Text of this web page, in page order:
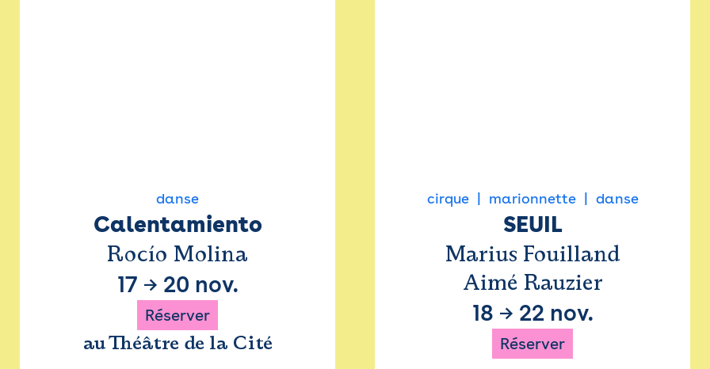
danse
Calentamiento
Rocío Molina
17 → 20 nov.
Réserver
au Théâtre de la Cité
cirque marionnette danse
SEUIL
Marius Fouilland
Aimé Rauzier
18 → 22 nov.
Réserver